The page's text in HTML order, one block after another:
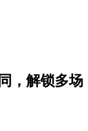
，解锁多场